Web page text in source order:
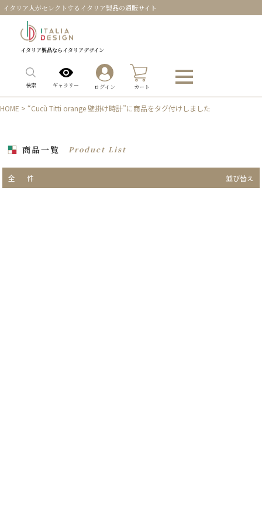
イタリア人がセレクトするイタリア製品の通販サイト
イタリア製品ならイタリアデザイン
検索 ギャラリー ログイン カート
HOME > “Cucù Titti orange 壁掛け時計”に商品をタグ付けしました
商品一覧 Product List
全 件 並び替え